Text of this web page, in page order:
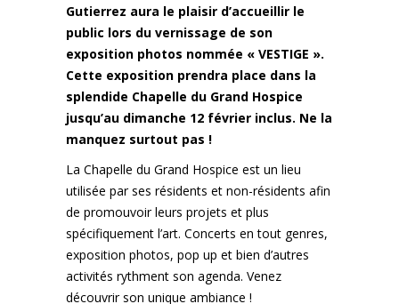
Gutierrez aura le plaisir d’accueillir le
public lors du vernissage de son
exposition photos nommée « VESTIGE ».
Cette exposition prendra place dans la
splendide Chapelle du Grand Hospice
jusqu’au dimanche 12 février inclus. Ne la
manquez surtout pas !
La Chapelle du Grand Hospice est un lieu
utilisée par ses résidents et non-résidents afin
de promouvoir leurs projets et plus
spécifiquement l’art. Concerts en tout genres,
exposition photos, pop up et bien d’autres
activités rythment son agenda. Venez
découvrir son unique ambiance !